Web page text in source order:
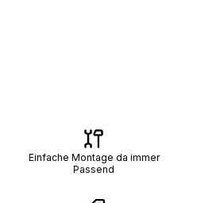
Einfache Montage da immer
Passend